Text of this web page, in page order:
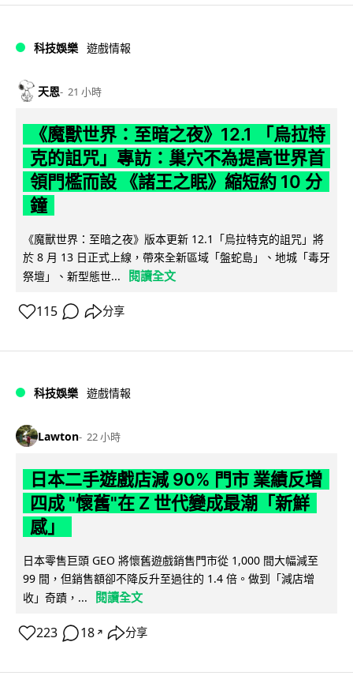
科技娛樂 遊戲情報
天恩 21 小時
《魔獸世界：至暗之夜》12.1 「烏拉特
克的詛咒」專訪：巢穴不為提高世界首
領門檻而設 《諸王之眠》縮短約 10 分
鐘
《魔獸世界：至暗之夜》版本更新 12.1「烏拉特克的詛咒」將
於 8 月 13 日正式上線，帶來全新區域「盤蛇島」、地城「毒牙
祭壇」、新型態世...
閱讀全文
115 分享
科技娛樂 遊戲情報
Lawton 22 小時
日本二手遊戲店減 90% 門市 業績反增
四成 "懷舊"在 Z 世代變成最潮「新鮮
感」
日本零售巨頭 GEO 將懷舊遊戲銷售門市從 1,000 間大幅減至
99 間，但銷售額卻不降反升至過往的 1.4 倍。做到「減店增
收」奇蹟，...
閱讀全文
223 18 ↗ 分享